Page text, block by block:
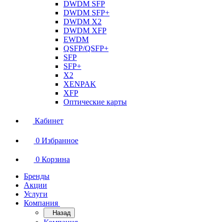
DWDM SFP
DWDM SFP+
DWDM X2
DWDM XFP
EWDM
QSFP/QSFP+
SFP
SFP+
X2
XENPAK
XFP
Оптические карты
Кабинет
0 Избранное
0 Корзина
Бренды
Акции
Услуги
Компания
Назад